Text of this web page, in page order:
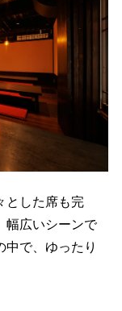
とした席も完
幅広いシーンで
中で、ゆったり